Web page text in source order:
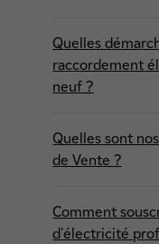
Quelles
raccordement
neuf ?
Quelles sont
de Vente ?
Comment
d'électricité